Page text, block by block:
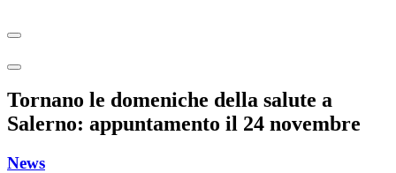
Tornano le domeniche della salute a
Salerno: appuntamento il 24 novembre
News